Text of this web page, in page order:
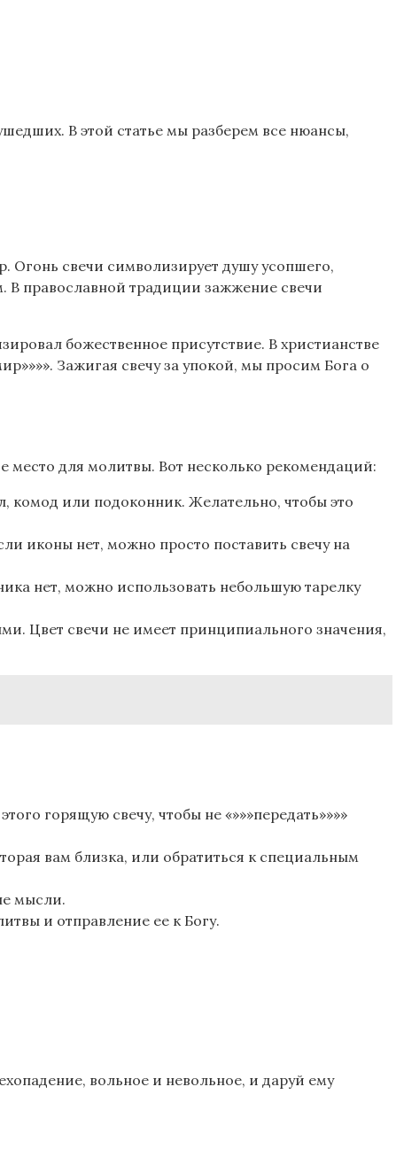
В этой статье мы разберем все нюансы,
Огонь свечи символизирует душу усопшего,
православной традиции зажжение свечи
божественное присутствие. В христианстве
Зажигая свечу за упокой, мы просим Бога о
место для молитвы. Вот несколько рекомендаций:
комод или подоконник. Желательно, чтобы это
иконы нет, можно просто поставить свечу на
нет, можно использовать небольшую тарелку
Цвет свечи не имеет принципиального значения,
горящую свечу, чтобы не «»»»передать»»»»
вам близка, или обратиться к специальным
мысли.
и отправление ее к Богу.
вольное и невольное, и даруй ему